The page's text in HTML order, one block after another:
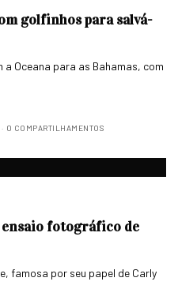
golfinhos para salvá-
Oceana para as Bahamas, com
0 COMPARTILHAMENTOS
ensaio fotográfico de
famosa por seu papel de Carly